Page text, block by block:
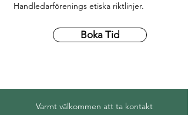
Handledarförenings etiska riktlinjer.
Boka Tid
Varmt välkommen att ta kontakt